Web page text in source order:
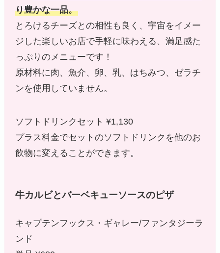
り豊かな一品。
とろけるチーズとの相性も良く、宇宙をイメー
ジした楽しいお店で手軽に味わえる、満足感た
っぷりのメニューです！
原材料に肉、魚介、卵、乳、はちみつ、ゼラチ
ンを使用していません。
ソフトドリンクセット ¥1,130
プラス料金でセットのソフトドリンクを他のお
飲物に変えることができます。
牛カルビとバーベキューソースのピザ
キャプテンフックス・ギャレー/ファンタジーラ
ンド